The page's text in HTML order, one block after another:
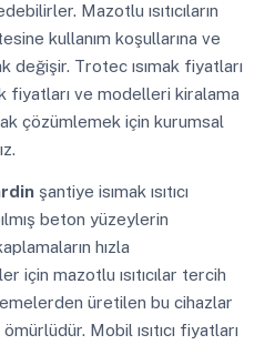
Mazotlu ısıtıcıların
kullanım koşullarına ve
değişir. Trotec ısımak fiyatları
fiyatları ve modelleri kiralama
çözümlemek için kurumsal
şantiye isımak ısıtıcı
beton yüzeylerin
hızla
için mazotlu ısıtıcılar tercih
üretilen bu cihazlar
Mobil ısıtıcı fiyatları